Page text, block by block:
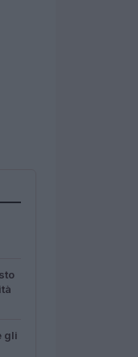
gli